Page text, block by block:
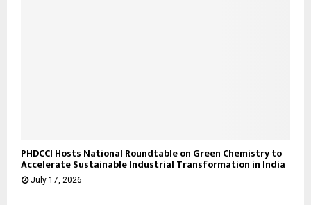
PHDCCI Hosts National Roundtable on Green Chemistry to
Accelerate Sustainable Industrial Transformation in India
July 17, 2026